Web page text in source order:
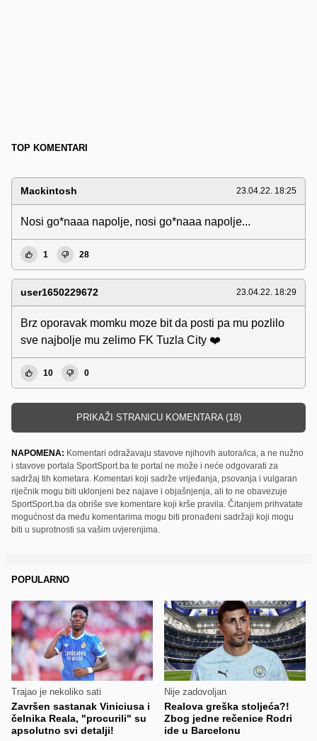
TOP KOMENTARI
Mackintosh 23.04.22. 18:25
Nosi go*naaa napolje, nosi go*naaa napolje...
1 28
user1650229672 23.04.22. 18:29
Brz oporavak momku moze bit da posti pa mu pozlilo
sve najbolje mu zelimo FK Tuzla City ❤️
10 0
PRIKAŽI STRANICU KOMENTARA (18)
NAPOMENA: Komentari odražavaju stavove njihovih autora/ica, a ne nužno
i stavove portala SportSport.ba te portal ne može i neće odgovarati za
sadržaj tih kometara. Komentari koji sadrže vrijeđanja, psovanja i vulgaran
riječnik mogu biti uklonjeni bez najave i objašnjenja, ali to ne obavezuje
SportSport.ba da obriše sve komentare koji krše pravila. Čitanjem prihvatate
mogućnost da među komentarima mogu biti pronađeni sadržaji koji mogu
biti u suprotnosti sa vašim uvjerenjima.
POPULARNO
Trajao je nekoliko sati
Završen sastanak Viniciusa i
čelnika Reala, "procurili" su
apsolutno svi detalji!
Nije zadovoljan
Realova greška stoljeća?!
Zbog jedne rečenice Rodri
ide u Barcelonu